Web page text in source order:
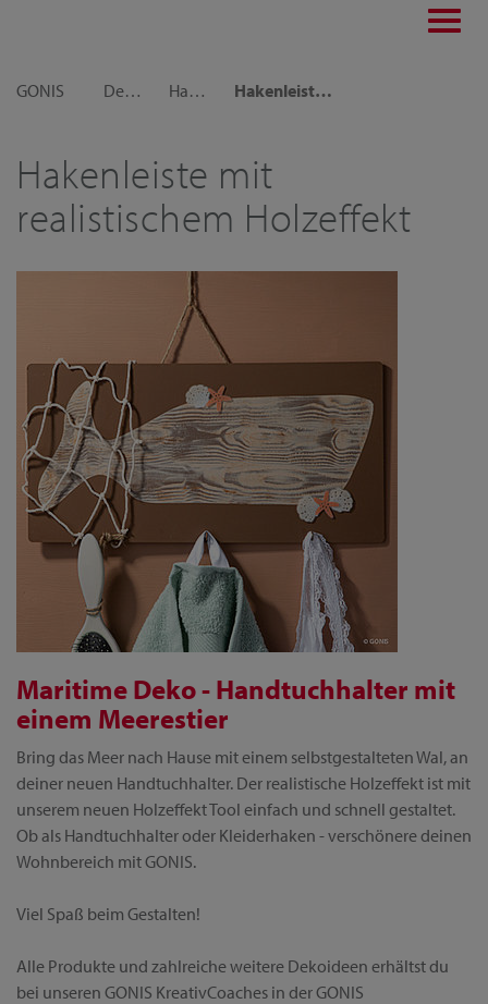
GONIS
Dekoideen Haus und Garten Hakenleiste mit realistischem Holzeffekt
Hakenleiste mit
realistischem Holzeffekt
Maritime Deko - Handtuchhalter mit
einem Meerestier
Bring das Meer nach Hause mit einem selbstgestalteten Wal, an
deiner neuen Handtuchhalter. Der realistische Holzeffekt ist mit
unserem neuen Holzeffekt Tool einfach und schnell gestaltet.
Ob als Handtuchhalter oder Kleiderhaken - verschönere deinen
Wohnbereich mit GONIS.
Viel Spaß beim Gestalten!
Alle Produkte und zahlreiche weitere Dekoideen erhältst du
bei unseren GONIS KreativCoaches in der GONIS